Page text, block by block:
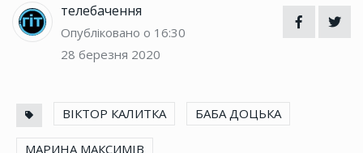
телебачення
Опубліковано о 16:30
28 березня 2020
ВІКТОР КАЛИТКА БАБА ДОЦЬКА
МАРИНА МАКСИМІВ